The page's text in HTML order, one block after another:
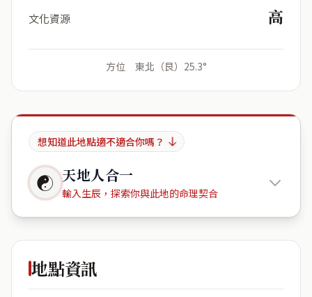
文化資源 高
方位 東北（艮）25.3°
想知道此地點適不適合你嗎？
☯ 天地人合一
輸入生辰，探索你與此地的命理契合
234台灣
地點資訊